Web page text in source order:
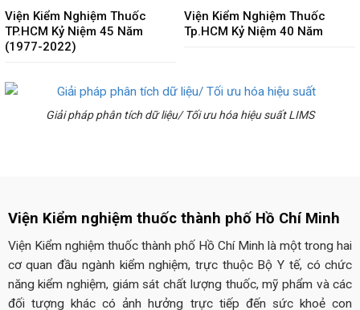
Viện Kiểm Nghiệm Thuốc
TP.HCM Kỷ Niệm 45 Năm
(1977-2022)
Viện Kiểm Nghiệm Thuốc
Tp.HCM Kỷ Niệm 40 Năm
Giải pháp phân tích dữ liệu/ Tối ưu hóa hiệu suất LIMS
Viện Kiểm nghiệm thuốc thành phố Hồ Chí Minh
Viện Kiểm nghiệm thuốc thành phố Hồ Chí Minh là một trong hai
cơ quan đầu ngành kiểm nghiệm, trực thuộc Bộ Y tế, có chức
năng kiểm nghiệm, giám sát chất lượng thuốc, mỹ phẩm và các
đối tượng khác có ảnh hưởng trực tiếp đến sức khoẻ con